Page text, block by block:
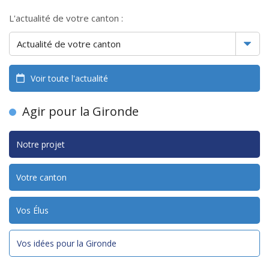
L'actualité de votre canton :
Voir toute l'actualité
Agir pour la Gironde
Notre projet
Votre canton
Vos Élus
Vos idées pour la Gironde